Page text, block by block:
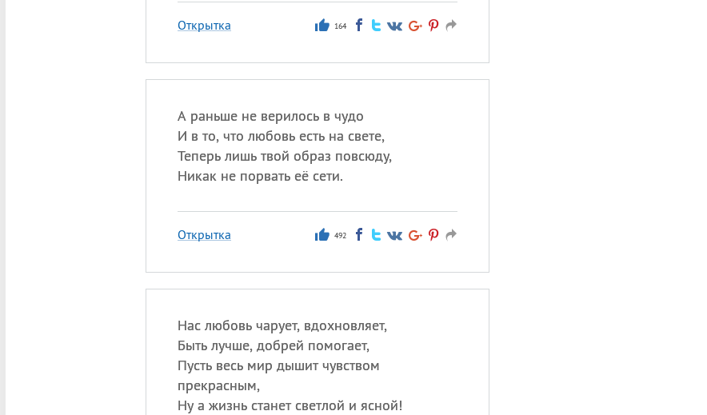
Открытка 164
А раньше не верилось в чудо
И в то, что любовь есть на свете,
Теперь лишь твой образ повсюду,
Никак не порвать её сети.
Открытка 492
Нас любовь чарует, вдохновляет,
Быть лучше, добрей помогает,
Пусть весь мир дышит чувством
прекрасным,
Ну а жизнь станет светлой и ясной!